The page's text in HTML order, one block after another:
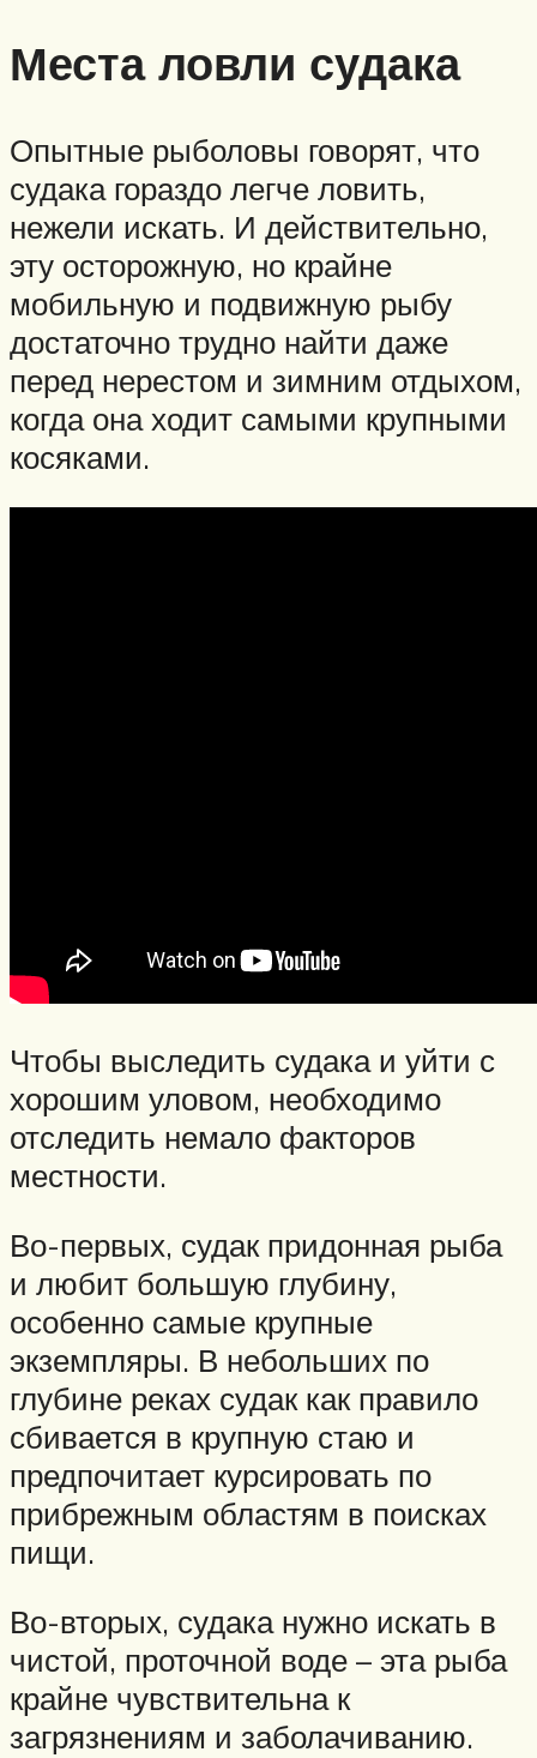
Места ловли судака
Опытные рыболовы говорят, что
судака гораздо легче ловить,
нежели искать. И действительно,
эту осторожную, но крайне
мобильную и подвижную рыбу
достаточно трудно найти даже
перед нерестом и зимним отдыхом,
когда она ходит самыми крупными
косяками.
Чтобы выследить судака и уйти с
хорошим уловом, необходимо
отследить немало факторов
местности.
Во-первых, судак придонная рыба
и любит большую глубину,
особенно самые крупные
экземпляры. В небольших по
глубине реках судак как правило
сбивается в крупную стаю и
предпочитает курсировать по
прибрежным областям в поисках
пищи.
Во-вторых, судака нужно искать в
чистой, проточной воде – эта рыба
крайне чувствительна к
загрязнениям и заболачиванию.